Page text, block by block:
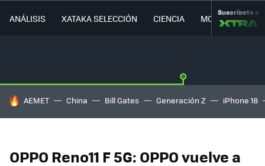
ANÁLISIS XATAKA SELECCIÓN CIENCIA MOVILIDAD
Suscríbete a
HOY SE HABLA DE
AEMET China Bill Gates Generación Z iPhone 18
OPPO Reno11 F 5G: OPPO vuelve a